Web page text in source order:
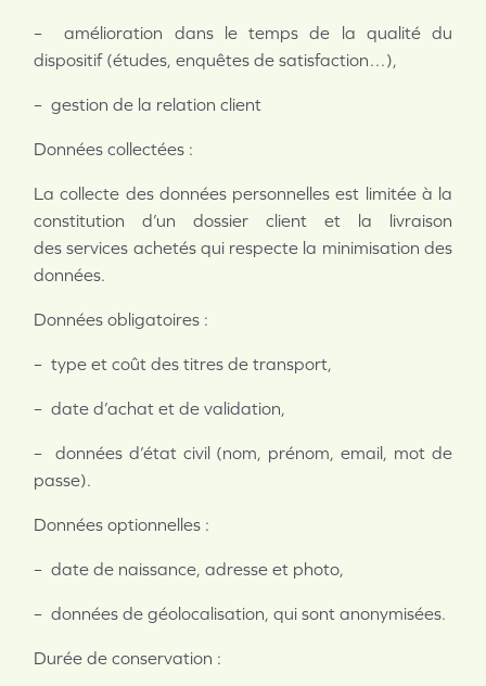
– amélioration dans le temps de la qualité du
dispositif (études, enquêtes de satisfaction…),
– gestion de la relation client
Données collectées :
La collecte des données personnelles est limitée à la
constitution d’un dossier client et la livraison
desservices achetés qui respecte la minimisation des
données.
Données obligatoires :
– type et coût des titres de transport,
– date d’achat et de validation,
– données d’état civil (nom, prénom, email, mot de
passe).
Données optionnelles :
– date de naissance, adresse et photo,
– données de géolocalisation, qui sont anonymisées.
Durée de conservation :